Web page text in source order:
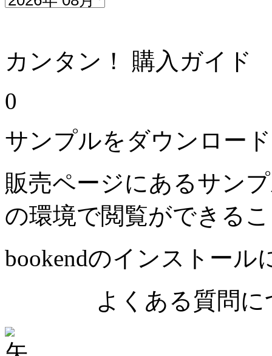
カンタン！ 購入ガイド
0
サンプルをダウンロー
販売ページにあるサン
の環境で閲覧ができる
bookendのインストール
よくある質問に